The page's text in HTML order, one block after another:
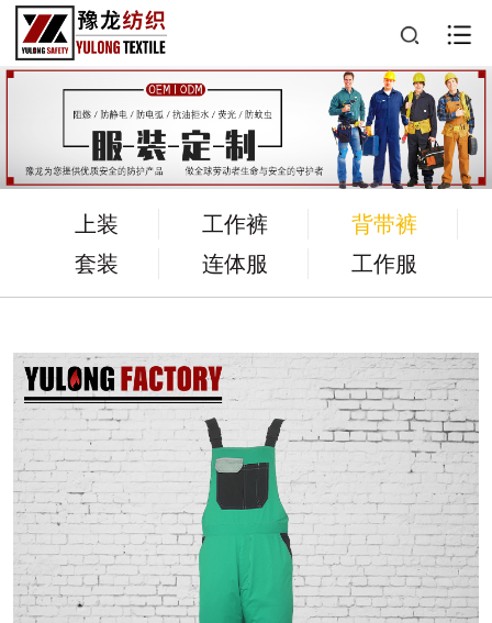
上装 工作裤
背带裤
套装
连体服 工作服